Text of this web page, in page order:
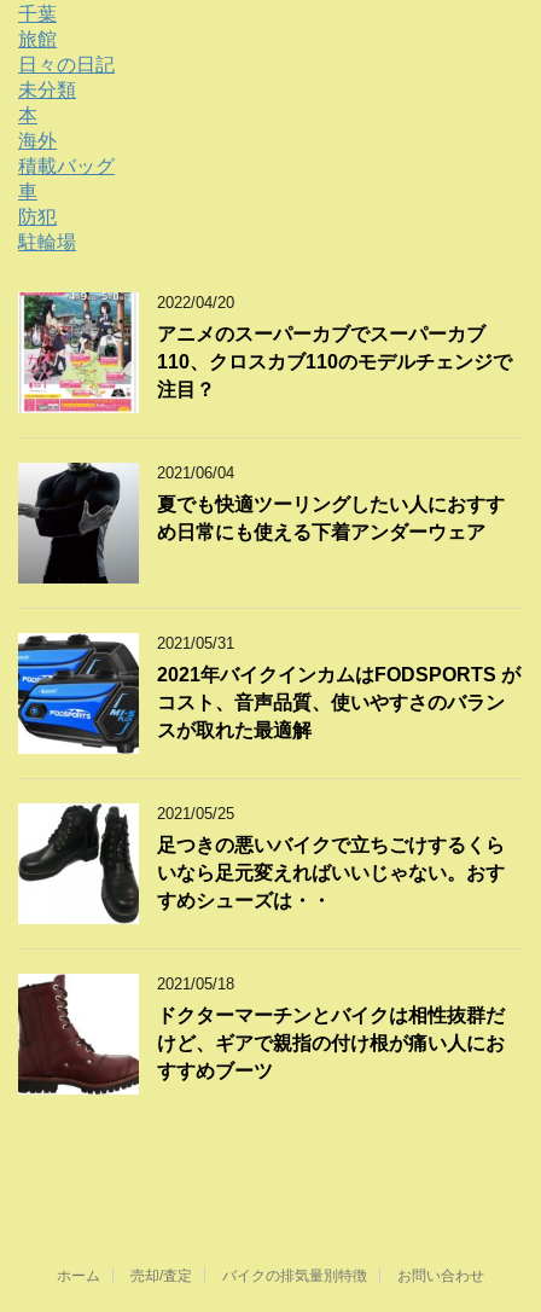
千葉
旅館
日々の日記
未分類
本
海外
積載バッグ
車
防犯
駐輪場
2022/04/20
アニメのスーパーカブでスーパーカブ
110、クロスカブ110のモデルチェンジで
注目？
2021/06/04
夏でも快適ツーリングしたい人におすす
め日常にも使える下着アンダーウェア
2021/05/31
2021年バイクインカムはFODSPORTS が
コスト、音声品質、使いやすさのバラン
スが取れた最適解
2021/05/25
足つきの悪いバイクで立ちごけするくら
いなら足元変えればいいじゃない。おす
すめシューズは・・
2021/05/18
ドクターマーチンとバイクは相性抜群だ
けど、ギアで親指の付け根が痛い人にお
すすめブーツ
ホーム 売却/査定 バイクの排気量別特徴 お問い合わせ